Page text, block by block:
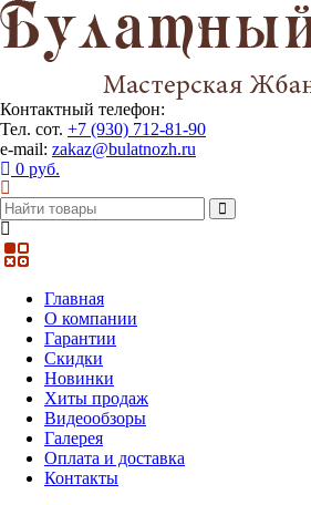
Контактный телефон:
Тел. сот. +7 (930) 712-81-90
e-mail: zakaz@bulatnozh.ru
0 руб.
Главная
О компании
Гарантии
Скидки
Новинки
Хиты продаж
Видеообзоры
Галерея
Оплата и доставка
Контакты